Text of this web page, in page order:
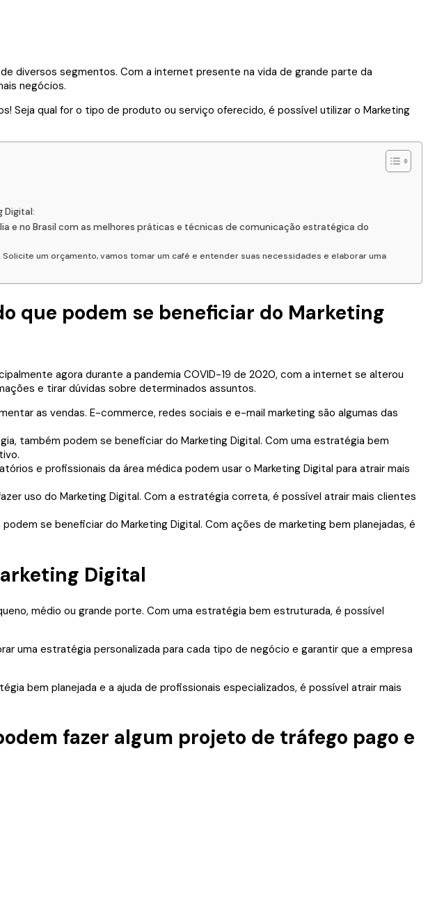
diversos segmentos. Com a internet presente na vida de grande parte da
negócios.
Seja qual for o tipo de produto ou serviço oferecido, é possível utilizar o Marketing
Digital:
e no Brasil com as melhores práticas e técnicas de comunicação estratégica do
um orçamento, vamos tomar um café e entender suas necessidades e elaborar uma
que podem se beneficiar do Marketing
as vendas. E-commerce, redes sociais e e-mail marketing são algumas das
também podem se beneficiar do Marketing Digital. Com uma estratégia bem
e profissionais da área médica podem usar o Marketing Digital para atrair mais
uso do Marketing Digital. Com a estratégia correta, é possível atrair mais clientes
se beneficiar do Marketing Digital. Com ações de marketing bem planejadas, é
Digital
médio ou grande porte. Com uma estratégia bem estruturada, é possível
uma estratégia personalizada para cada tipo de negócio e garantir que a empresa
bem planejada e a ajuda de profissionais especializados, é possível atrair mais
fazer algum projeto de tráfego pago e